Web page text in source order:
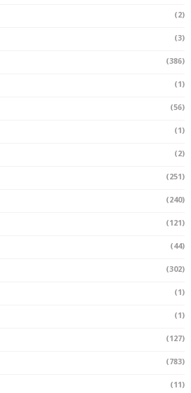
(2)
(3)
(386)
(1)
(56)
(1)
(2)
(251)
(240)
(121)
(44)
(302)
(1)
(1)
(127)
(783)
(11)